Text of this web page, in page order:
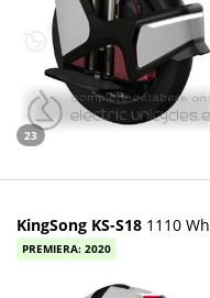
23
KingSong KS-S18 1110 Wh
PREMIERA: 2020